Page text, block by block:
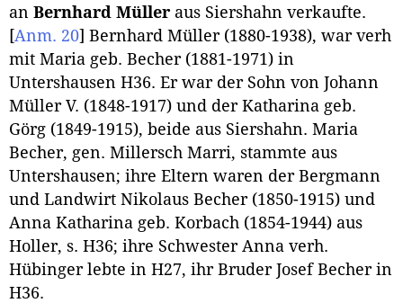
an Bernhard Müller aus Siershahn verkaufte.
[Anm. 20] Bernhard Müller (1880-1938), war verh
mit Maria geb. Becher (1881-1971) in
Untershausen H36. Er war der Sohn von Johann
Müller V. (1848-1917) und der Katharina geb.
Görg (1849-1915), beide aus Siershahn. Maria
Becher, gen. Millersch Marri, stammte aus
Untershausen; ihre Eltern waren der Bergmann
und Landwirt Nikolaus Becher (1850-1915) und
Anna Katharina geb. Korbach (1854-1944) aus
Holler, s. H36; ihre Schwester Anna verh.
Hübinger lebte in H27, ihr Bruder Josef Becher in
H36.